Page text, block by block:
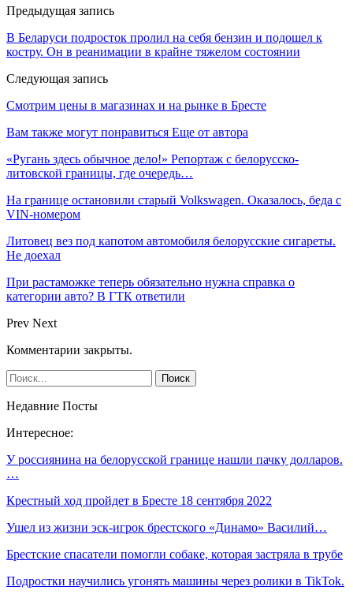
Предыдущая запись
В Беларуси подросток пролил на себя бензин и подошел к
костру. Он в реанимации в крайне тяжелом состоянии
Следующая запись
Смотрим цены в магазинах и на рынке в Бресте
Вам также могут понравиться Еще от автора
«Ругань здесь обычное дело!» Репортаж с белорусско-
литовской границы, где очередь…
На границе остановили старый Volkswagen. Оказалось, беда с
VIN-номером
Литовец вез под капотом автомобиля белорусские сигареты.
Не доехал
При растаможке теперь обязательно нужна справка о
категории авто? В ГТК ответили
Prev Next
Комментарии закрыты.
Недавние Посты
Интересное:
У россиянина на белорусской границе нашли пачку долларов.
…
Крестный ход пройдет в Бресте 18 сентября 2022
Ушел из жизни эск-игрок брестского «Динамо» Василий…
Брестские спасатели помогли собаке, которая застряла в трубе
Подростки научились угонять машины через ролики в TikTok.